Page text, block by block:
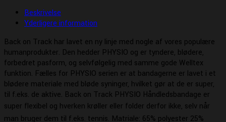
Beskrivelse
Yderligere information
Back on Track har lavet en ny linje med nogle af vores populære
humanprodukter. Den hedder PHYSIO og er tyndere, blødere,
forbedret pasform, og selvfølgelig med samme gode Welltex
funktion. Fælles for PHYSIO serien er at bandagerne er lavet i et
blødere materiale med bløde syninger, hvilket gør at de er super,
til f.eks. de aktive. Back on Track PHYSIO Håndledsbandage er
super flexibel og hverken krøller eller folder derfor ikke, selv når
man bruger dem til f.eks. tennis. Matriale: 65% polyester 25%